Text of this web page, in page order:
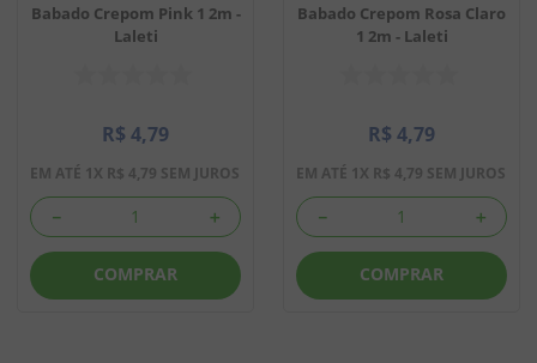
Babado Crepom Pink 1 2m -
Laleti
R$ 4,79
EM ATÉ 1X R$ 4,79 SEM JUROS
＋
－
COMPRAR
Babado Crepom Rosa Claro
1 2m - Laleti
R$ 4,79
EM ATÉ 1X R$ 4,79 SEM JUROS
＋
－
COMPRAR
chiclete